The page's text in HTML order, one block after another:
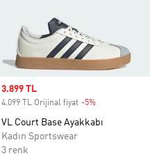
Sale price
3.899 TL
4.099 TL Orijinal fiyat -5%
VL Court Base Ayakkabı
Kadın Sportswear
3 renk